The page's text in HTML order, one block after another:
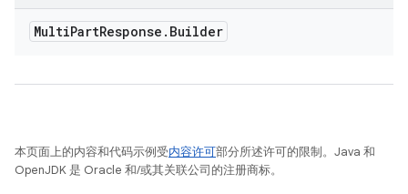
MultiPartResponse . Builder
本页面上的内容和代码示例受内容许可部分所述许可的限制。Java 和
OpenJDK 是 Oracle 和/或其关联公司的注册商标。